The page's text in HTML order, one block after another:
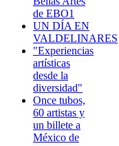
de EBO1
UN DÍA EN
VALDELINARES
"Experiencias
artísticas
desde la
diversidad"
Once tubos,
60 artistas y
un billete a
México de